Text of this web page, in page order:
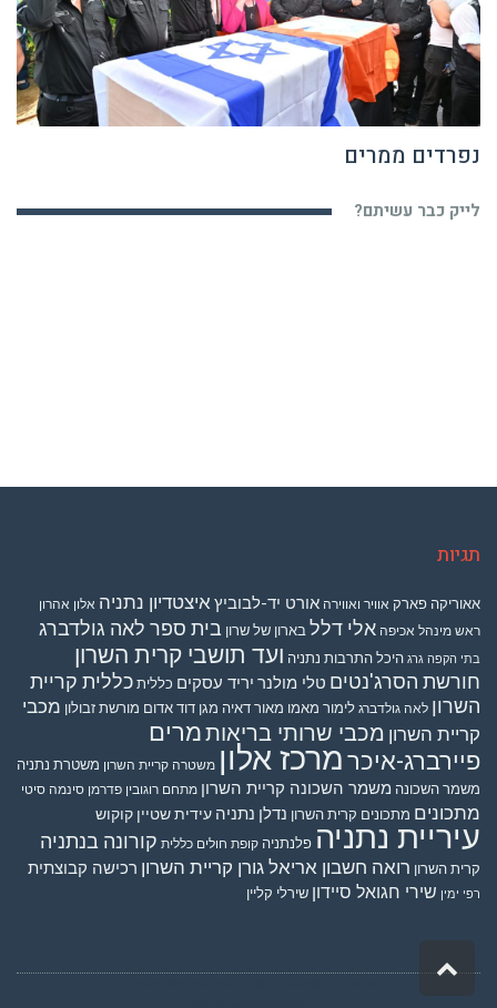
נפרדים ממרים
לייק כבר עשיתם?
תגיות
אאוריקה פארק אוויר ואווירה אורט יד-לבוביץאיצטדיון נתניה אלון אהרון
ראש מינהל אכיפה אלי דלל בארון של שרון בית ספר לאה גולדברג
בתי הקפה גרג היכל התרבות נתניה ועד תושבי קרית השרון
חורשת הסרג'נטים טלי מולנר יריד עסקים כללית כללית קריית
השרון לאה גולדברג לימור מאמו מאור דאיה מגן דוד אדום מורשת זבולון מכבי
קריית השרון מכבי שרותי בריאותמרים
פיירברג-איכר מרכז אלון משטרה קריית השרון משטרת נתניה
משמר השכונה משמר השכונה קריית השרון מתחם רוגובין פדרמן סינמה סיטי
מתכונים מתכונים קרית השרון נדלן נתניה עידית שטיין קוקוש
עיריית נתניה פלנתניה קופת חולים כללית קורונה בנתניה
קרית השרון רואה חשבון אריאל גורן קריית השרון רכישה קבוצתית
רפי ימין שירי חגואל סיידון שירלי קליין
גלילה